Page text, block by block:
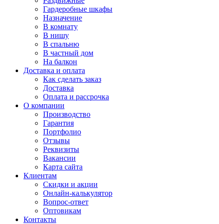
Гардеробные шкафы
Назначение
В комнату
В нишу
В спальню
В частный дом
На балкон
Доставка и оплата
Как сделать заказ
Доставка
Оплата и рассрочка
О компании
Производство
Гарантия
Портфолио
Отзывы
Реквизиты
Вакансии
Карта сайта
Клиентам
Скидки и акции
Онлайн-калькулятор
Вопрос-ответ
Оптовикам
Контакты